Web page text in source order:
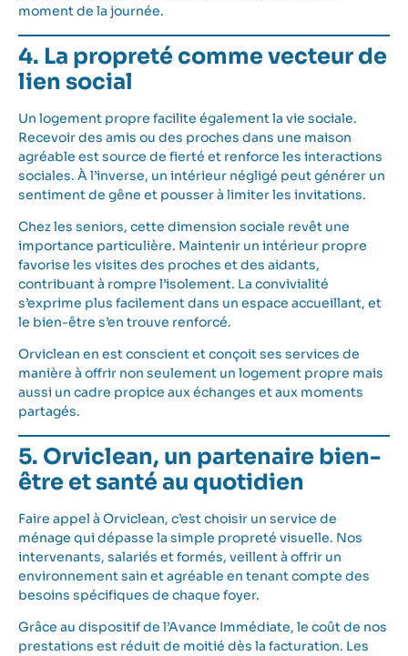
moment de la journée.
4. La propreté comme vecteur de
lien social
Un logement propre facilite également la vie sociale.
Recevoir des amis ou des proches dans une maison
agréable est source de fierté et renforce les interactions
sociales. À l’inverse, un intérieur négligé peut générer un
sentiment de gêne et pousser à limiter les invitations.
Chez les seniors, cette dimension sociale revêt une
importance particulière. Maintenir un intérieur propre
favorise les visites des proches et des aidants,
contribuant à rompre l’isolement. La convivialité
s’exprime plus facilement dans un espace accueillant, et
le bien-être s’en trouve renforcé.
Orviclean en est conscient et conçoit ses services de
manière à offrir non seulement un logement propre mais
aussi un cadre propice aux échanges et aux moments
partagés.
5. Orviclean, un partenaire bien-
être et santé au quotidien
Faire appel à Orviclean, c’est choisir un service de
ménage qui dépasse la simple propreté visuelle. Nos
intervenants, salariés et formés, veillent à offrir un
environnement sain et agréable en tenant compte des
besoins spécifiques de chaque foyer.
Grâce au dispositif de l’Avance Immédiate, le coût de nos
prestations est réduit de moitié dès la facturation. Les